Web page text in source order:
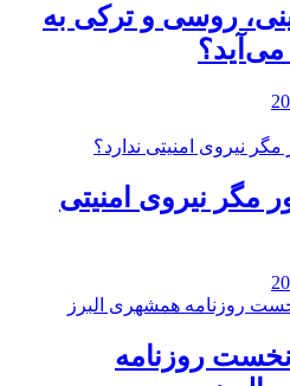
روسی و ترکی به
مگر نیروی امنیتی
روزنامه‌